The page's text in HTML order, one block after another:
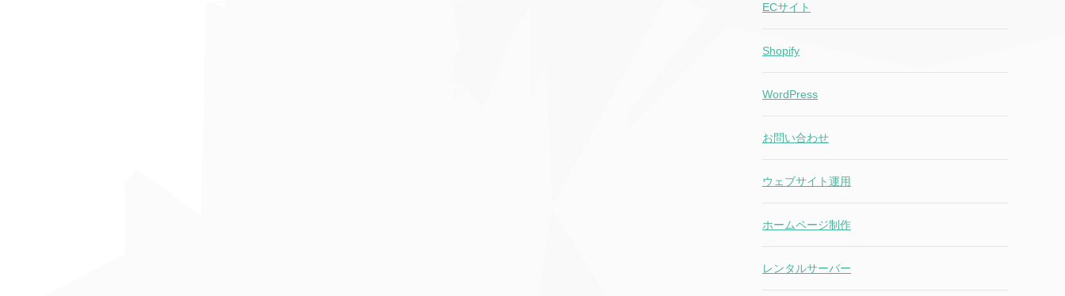
ECサイト
Shopify
WordPress
お問い合わせ
ウェブサイト運用
ホームページ制作
レンタルサーバー